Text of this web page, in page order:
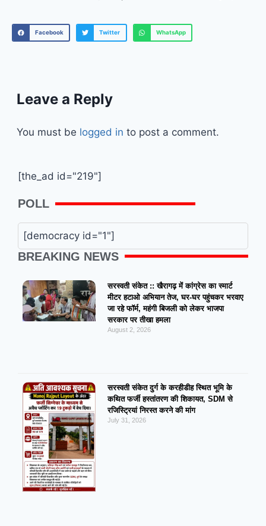
Facebook Twitter WhatsApp
Leave a Reply
You must be logged in to post a comment.
[the_ad id="219"]
POLL
[democracy id="1"]
BREAKING NEWS
सरस्वती संकेत :: खैरागढ़ में कांग्रेस का स्मार्ट
मीटर हटाओ अभियान तेज, घर-घर पहुंचकर भरवाए
जा रहे फॉर्म, महंगी बिजली को लेकर भाजपा
सरकार पर तीखा हमला
August 2, 2026
सरस्वती संकेत दुर्ग के करहीडीह स्थित भूमि के
कथित फर्जी हस्तांतरण की शिकायत, SDM से
रजिस्ट्रियां निरस्त करने की मांग
July 31, 2026